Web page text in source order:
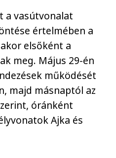
a vasútvonalat
értelmében a
elsőként a
meg. Május 29-én
működését
majd másnaptól az
óránként
Ajka és